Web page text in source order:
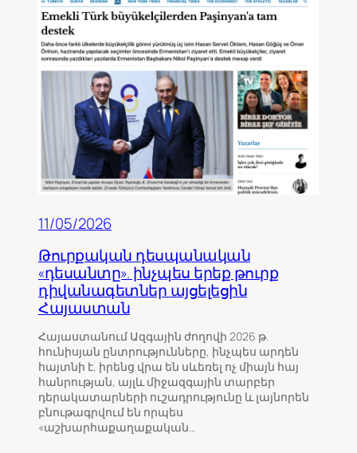
11/05/2026
Թուրքական դեսպանական
«դեսանտը». ինչպես երեք թուրք
դիվանագետներ այցելեցին
Հայաստան
Հայաստանում Ազգային ժողովի 2026 թ.
հունիսյան ընտրությունները, ինչպես արդեն
հայտնի է, իրենց վրա են սևեռել ոչ միայն հայ
հանրության, այլև միջազգային տարբեր
դերակատարների ուշադրությունը և լայնորեն
բնութագրվում են որպես
«աշխարհաքաղաքական…